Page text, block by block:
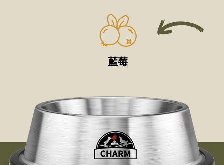
藍莓